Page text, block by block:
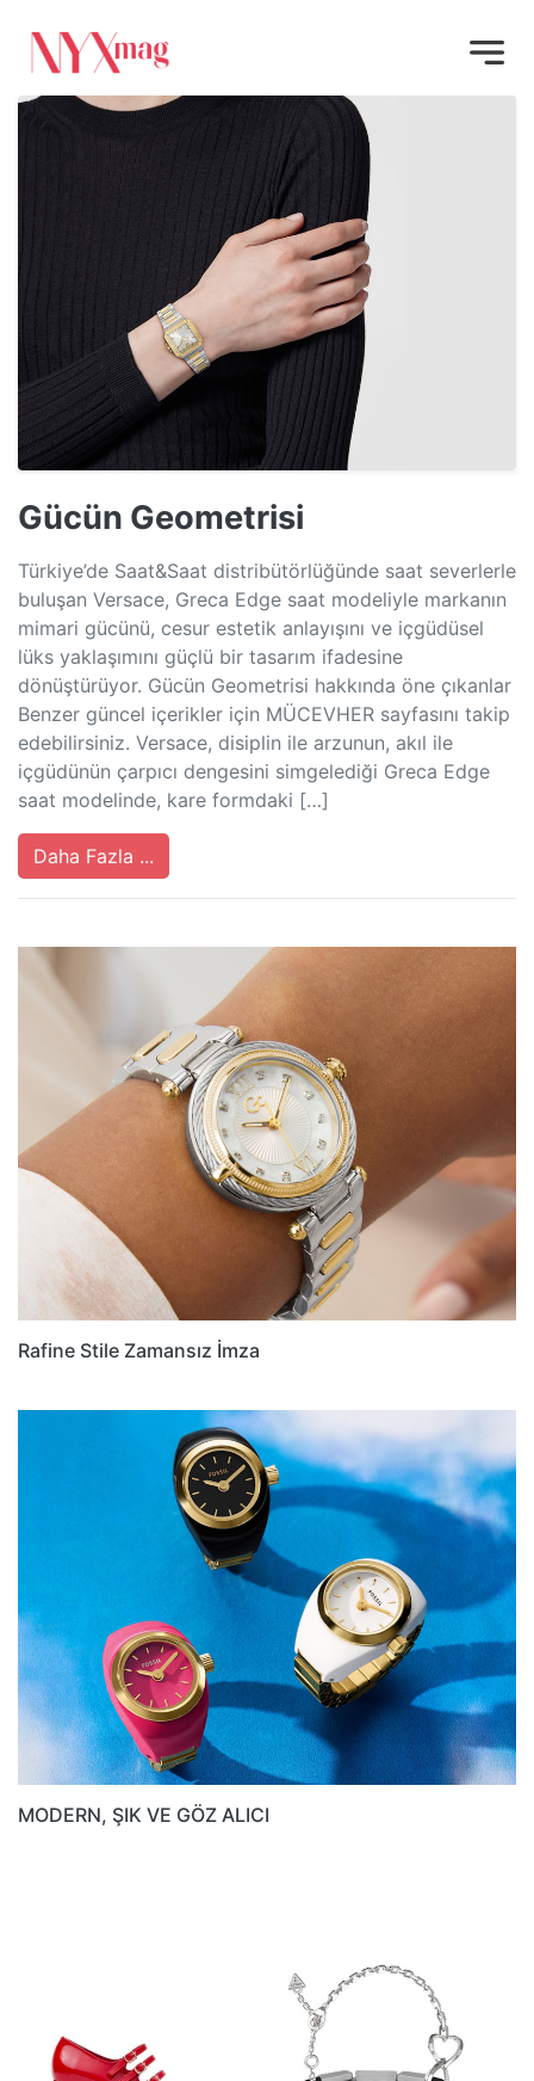
Gücün Geometrisi
Türkiye’de Saat&Saat distribütörlüğünde saat severlerle
buluşan Versace, Greca Edge saat modeliyle markanın
mimari gücünü, cesur estetik anlayışını ve içgüdüsel
lüks yaklaşımını güçlü bir tasarım ifadesine
dönüştürüyor. Gücün Geometrisi hakkında öne çıkanlar
Benzer güncel içerikler için MÜCEVHER sayfasını takip
edebilirsiniz. Versace, disiplin ile arzunun, akıl ile
içgüdünün çarpıcı dengesini simgelediği Greca Edge
saat modelinde, kare formdaki […]
Daha Fazla ...
Rafine Stile Zamansız İmza
MODERN, ŞIK VE GÖZ ALICI